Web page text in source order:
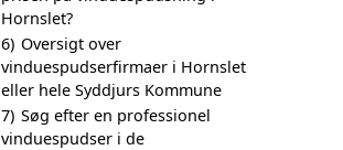
Hornslet?
6) Oversigt over
vinduespudserfirmaer i Hornslet
eller hele Syddjurs Kommune
7) Søg efter en professionel
vinduespudser i de